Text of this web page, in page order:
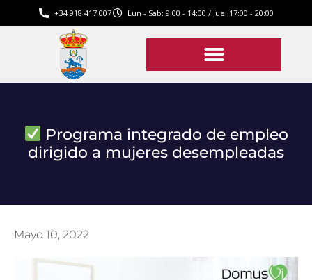
+34 918 417 007 Lun - Sab: 9:00 - 14:00 / Jue: 17:00 - 20:00
Programa integrado de empleo
dirigido a mujeres desempleadas
Mayo 10, 2022